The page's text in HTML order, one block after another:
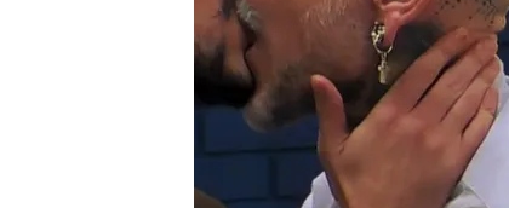
Los dos solteros
apasionados
Una soltera
centímetros”